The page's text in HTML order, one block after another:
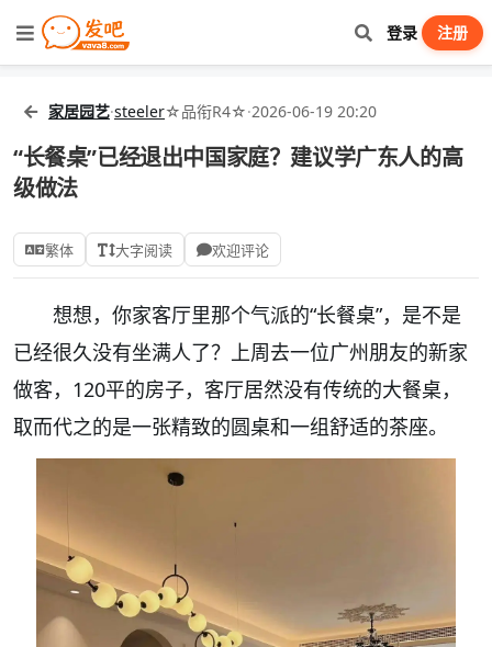
登录 注册
家居园艺·steeler☆品衔R4☆·2026-06-19 20:20
“长餐桌”已经退出中国家庭？建议学广东人的高
级做法
繁体 大字阅读 欢迎评论
想想，你家客厅里那个气派的“长餐桌”，是不是
已经很久没有坐满人了？上周去一位广州朋友的新家
做客，120平的房子，客厅居然没有传统的大餐桌，
取而代之的是一张精致的圆桌和一组舒适的茶座。